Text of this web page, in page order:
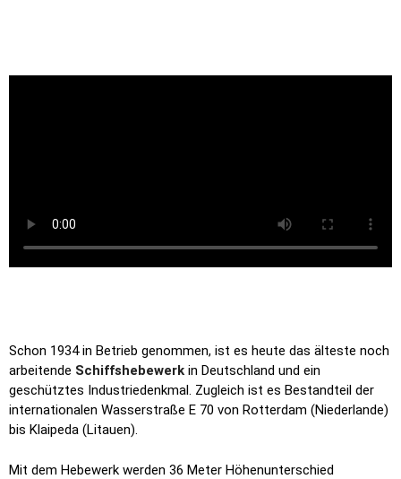
Schon 1934 in Betrieb genommen, ist es heute das älteste noch
arbeitende Schiffshebewerk in Deutschland und ein
geschütztes Industriedenkmal. Zugleich ist es Bestandteil der
internationalen Wasserstraße E 70 von Rotterdam (Niederlande)
bis Klaipeda (Litauen).
Mit dem Hebewerk werden 36 Meter Höhenunterschied